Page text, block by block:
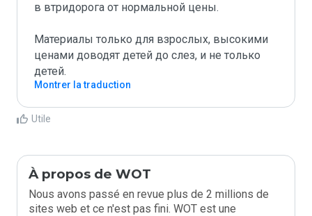
в втридорога от нормальной цены.
Материалы только для взрослых, высокими
ценами доводят детей до слез, и не только
детей.
Montrer la traduction
Utile
À propos de WOT
Nous avons passé en revue plus de 2 millions de
sites web et ce n'est pas fini. WOT est une